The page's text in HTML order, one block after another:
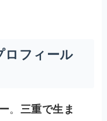
ロフィール
。 三重で生ま